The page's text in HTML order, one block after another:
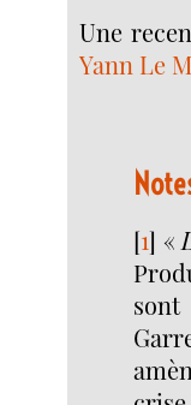
Une
Yann Le
[1] «